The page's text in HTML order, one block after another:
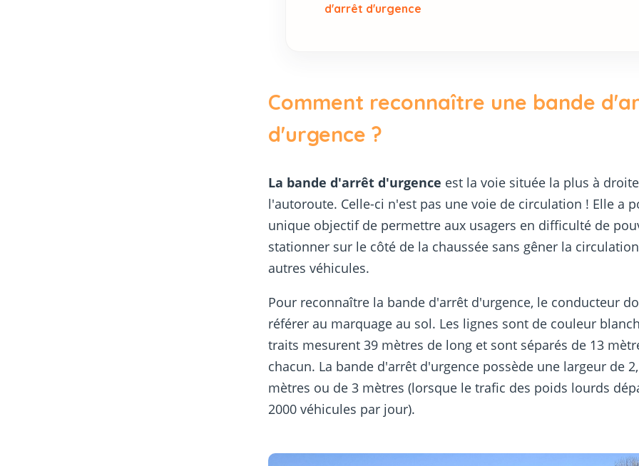
d'arrêt d'urgence
Comment reconnaître une bande
d'urgence ?
La bande d'arrêt d'urgence est la voie située la plus à
l'autoroute. Celle-ci n'est pas une voie de circulation ! Elle a
unique objectif de permettre aux usagers en difficulté de
stationner sur le côté de la chaussée sans gêner la
autres véhicules.
Pour reconnaître la bande d'arrêt d'urgence, le conducteur
référer au marquage au sol. Les lignes sont de couleur
traits mesurent 39 mètres de long et sont séparés de 13
chacun. La bande d'arrêt d'urgence possède une largeur de
mètres ou de 3 mètres (lorsque le trafic des poids lourds
2000 véhicules par jour).